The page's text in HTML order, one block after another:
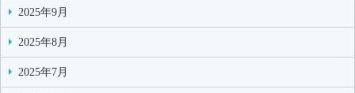
2025年9月
2025年8月
2025年7月